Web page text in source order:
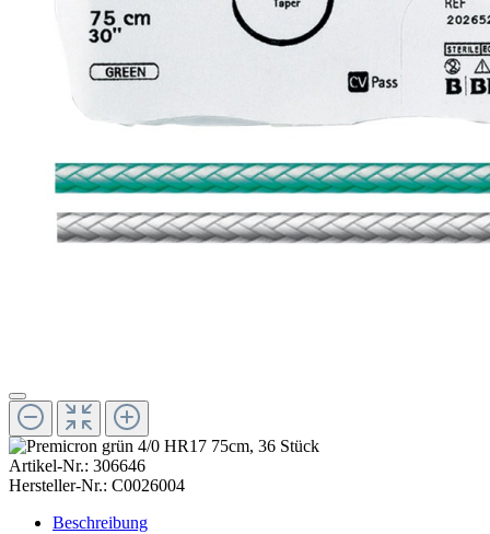
Artikel-Nr.: 306646
Hersteller-Nr.: C0026004
Beschreibung